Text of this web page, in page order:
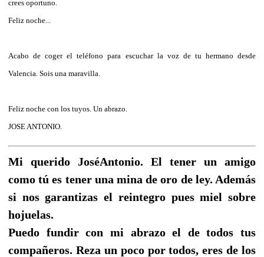
crees oportuno.
Feliz noche...
Acabo de coger el teléfono para escuchar la voz de tu hermano desde
Valencia. Sois una maravilla.
Feliz noche con los tuyos. Un abrazo.
JOSE ANTONIO.
Mi querido JoséAntonio. El tener un amigo
como tú es tener una mina de oro de ley. Además
si nos garantizas el reintegro pues miel sobre
hojuelas.
Puedo fundir con mi abrazo el de todos tus
compañeros. Reza un poco por todos, eres de los